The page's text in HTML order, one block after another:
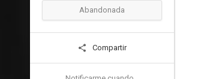
Abandonada
Compartir